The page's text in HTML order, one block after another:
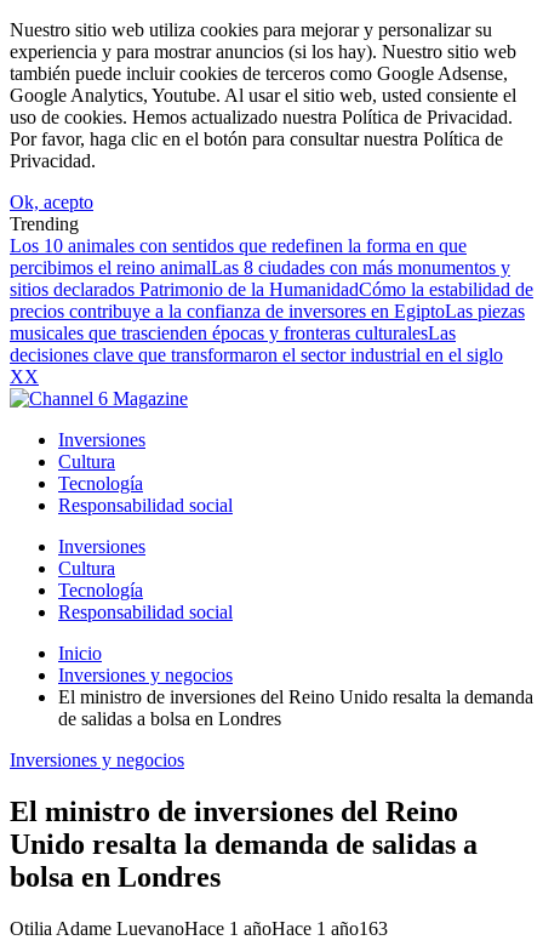
Nuestro sitio web utiliza cookies para mejorar y personalizar su
experiencia y para mostrar anuncios (si los hay). Nuestro sitio web
también puede incluir cookies de terceros como Google Adsense,
Google Analytics, Youtube. Al usar el sitio web, usted consiente el
uso de cookies. Hemos actualizado nuestra Política de Privacidad.
Por favor, haga clic en el botón para consultar nuestra Política de
Privacidad.
Ok, acepto
Trending
Los 10 animales con sentidos que redefinen la forma en que
percibimos el reino animalLas 8 ciudades con más monumentos y
sitios declarados Patrimonio de la HumanidadCómo la estabilidad de
precios contribuye a la confianza de inversores en EgiptoLas piezas
musicales que trascienden épocas y fronteras culturalesLas
decisiones clave que transformaron el sector industrial en el siglo
XX
Inversiones
Cultura
Tecnología
Responsabilidad social
Inversiones
Cultura
Tecnología
Responsabilidad social
Inicio
Inversiones y negocios
El ministro de inversiones del Reino Unido resalta la demanda
de salidas a bolsa en Londres
Inversiones y negocios
El ministro de inversiones del Reino
Unido resalta la demanda de salidas a
bolsa en Londres
Otilia Adame LuevanoHace 1 añoHace 1 año163